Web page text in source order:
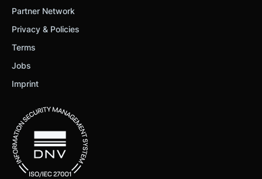
Partner Network
Privacy & Policies
Terms
Jobs
Imprint